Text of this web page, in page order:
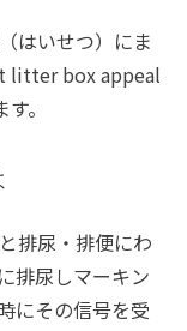
はいせつ）にま
litter box appeal
。
排尿・排便にわ
排尿しマーキン
にその信号を受